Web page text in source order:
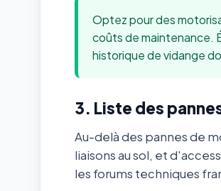
Optez pour des
coûts de maintenance.
historique de vidange
3. Liste des
Au-delà des pannes de
liaisons au sol, et
les forums techniques